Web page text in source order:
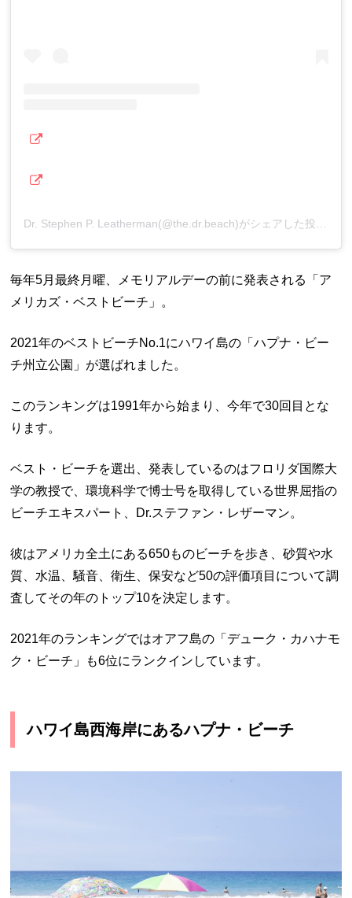
毎年5月最終月曜、メモリアルデーの前に発表される「ア
メリカズ・ベストビーチ」。
2021年のベストビーチNo.1にハワイ島の「ハプナ・ビー
チ州立公園」が選ばれました。
このランキングは1991年から始まり、今年で30回目とな
ります。
ベスト・ビーチを選出、発表しているのはフロリダ国際大
学の教授で、環境科学で博士号を取得している世界屈指の
ビーチエキスパート、Dr.ステファン・レザーマン。
彼はアメリカ全土にある650ものビーチを歩き、砂質や水
質、水温、騒音、衛生、保安など50の評価項目について調
査してその年のトップ10を決定します。
2021年のランキングではオアフ島の「デューク・カハナモ
ク・ビーチ」も6位にランクインしています。
ハワイ島西海岸にあるハプナ・ビーチ